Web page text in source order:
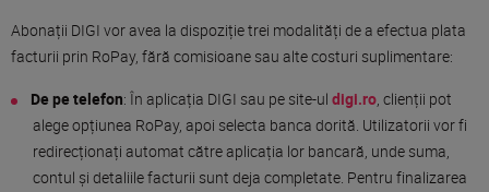
Abonații DIGI vor avea la dispoziție trei modalități de a efectua plata
facturii prin RoPay, fără comisioane sau alte costuri suplimentare:
De pe telefon: În aplicația DIGI sau pe site-ul digi.ro, clienții pot
alege opțiunea RoPay, apoi selecta banca dorită. Utilizatorii vor fi
redirecționați automat către aplicația lor bancară, unde suma,
contul și detaliile facturii sunt deja completate. Pentru finalizarea